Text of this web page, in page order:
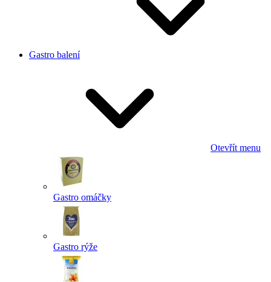
Gastro balení
Otevřít menu
Gastro omáčky
Gastro rýže